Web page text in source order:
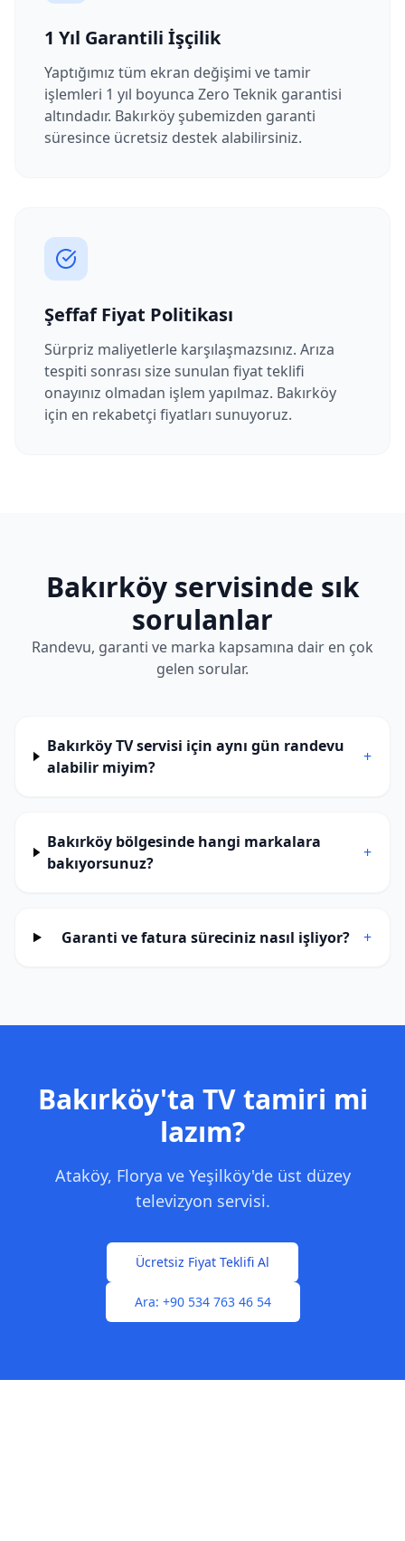
1 Yıl Garantili İşçilik
Yaptığımız tüm ekran değişimi ve tamir
işlemleri 1 yıl boyunca Zero Teknik garantisi
altındadır. Bakırköyşubemizden garanti
süresince ücretsiz destek alabilirsiniz.
Şeffaf Fiyat Politikası
Sürpriz maliyetlerle karşılaşmazsınız. Arıza
tespiti sonrası size sunulan fiyat teklifi
onayınız olmadan işlem yapılmaz. Bakırköy
için en rekabetçi fiyatları sunuyoruz.
Bakırköyservisinde sık
sorulanlar
Randevu, garanti ve marka kapsamına dair en çok
gelen sorular.
Bakırköy TV servisi için aynı gün randevu
alabilir miyim?
+
Bakırköy bölgesinde hangi markalara
bakıyorsunuz?
+
Garanti ve fatura süreciniz nasıl işliyor? +
Bakırköy'ta TV tamiri mi
lazım?
Ataköy, Florya ve Yeşilköy'de üst düzey
televizyon servisi.
Ücretsiz Fiyat Teklifi Al
Ara: +90 534 763 46 54